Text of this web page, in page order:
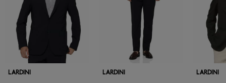
LARDINI LARDINI LARDINI